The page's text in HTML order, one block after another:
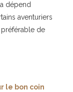
dépend
aventuriers
de
le bon coin